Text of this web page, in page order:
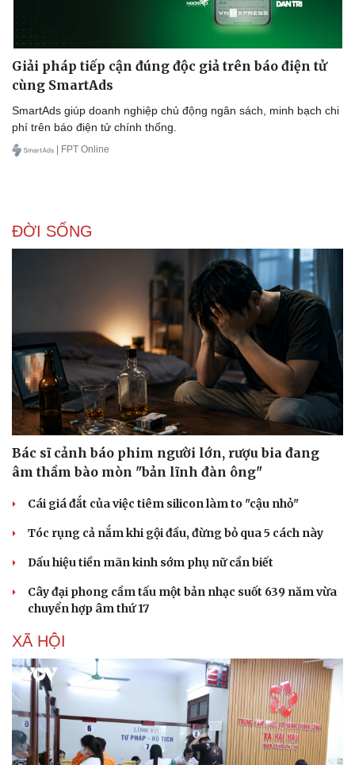
Sản phụ khoa
Nhi khoa
Ăn sạch sống khỏe
Giải pháp tiếp cận đúng độc giả trên báo điện tử
cùng SmartAds
SmartAds giúp doanh nghiệp chủ động ngân sách, minh bạch chi
phí trên báo điện tử chính thống.
| FPT Online
ĐỜI SỐNG
Bác sĩ cảnh báo phim người lớn, rượu bia đang
âm thầm bào mòn "bản lĩnh đàn ông"
Cái giá đắt của việc tiêm silicon làm to "cậu nhỏ"
Tóc rụng cả nắm khi gội đầu, đừng bỏ qua 5 cách này
Dấu hiệu tiền mãn kinh sớm phụ nữ cần biết
Cây đại phong cầm tấu một bản nhạc suốt 639 năm vừa
chuyển hợp âm thứ 17
XÃ HỘI